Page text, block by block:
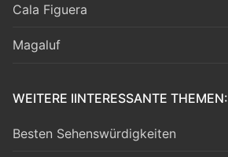
Cala Figuera
Magaluf
WEITERE IINTERESSANTE THEMEN:
Besten Sehenswürdigkeiten